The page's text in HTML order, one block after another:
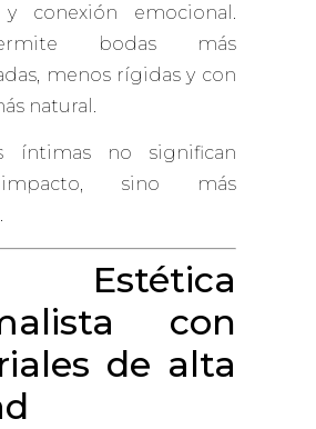
y conexión emocional.
bodas más
menos rígidas y con
natural.
íntimas no significan
sino más
con
de alta